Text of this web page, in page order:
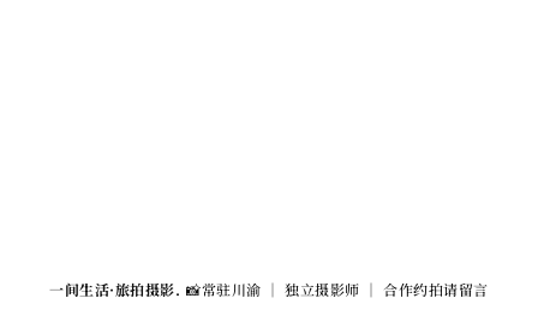
一间生活·旅拍摄影. 📸常驻川渝 ｜ 独立摄影师 ｜ 合作约拍请留言